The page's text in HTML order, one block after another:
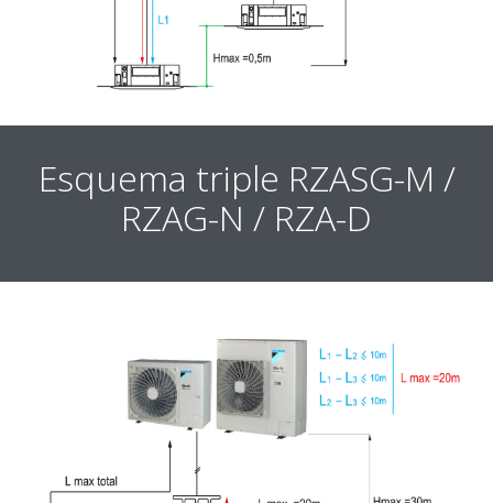
Esquema triple RZASG-M /
RZAG-N / RZA-D